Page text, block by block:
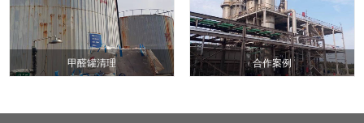
甲醛罐清理 合作案例